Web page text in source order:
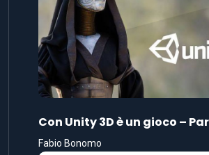
Con Unity 3D è un gioco –
Fabio Bonomo